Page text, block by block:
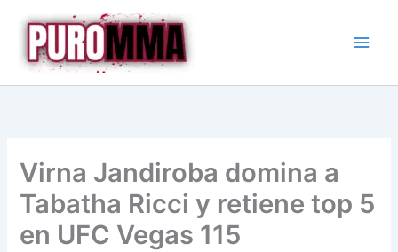
contenido
Virna Jandiroba domina a
Tabatha Ricci y retiene top 5
en UFC Vegas 115